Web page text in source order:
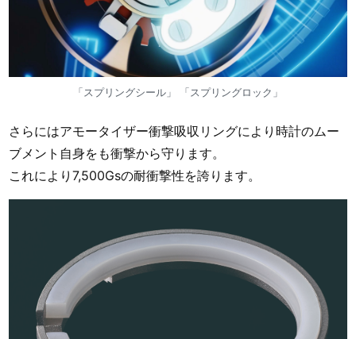
「スプリングシール」 「スプリングロック」
さらにはアモータイザー衝撃吸収リングにより時計のムー
ブメント自身をも衝撃から守ります。
これにより7,500Gsの耐衝撃性を誇ります。